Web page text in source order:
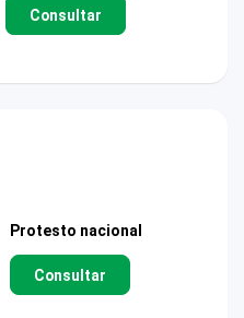
Consultar
Protesto nacional
Consultar